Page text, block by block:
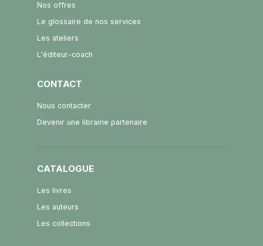
Nos offres
Le glossaire de nos services
Les ateliers
L'éditeur-coach
CONTACT
Nous contacter
Devenir une librairie partenaire
CATALOGUE
Les livres
Les auteurs
Les collections